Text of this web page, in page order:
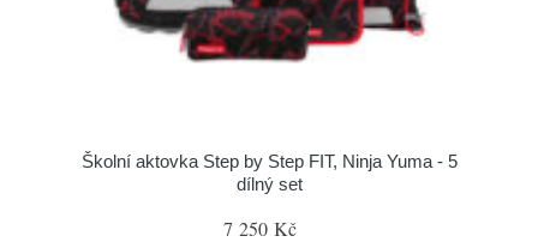
Školní aktovka Step by Step FIT, Ninja Yuma - 5
dílný set
7 250 Kč